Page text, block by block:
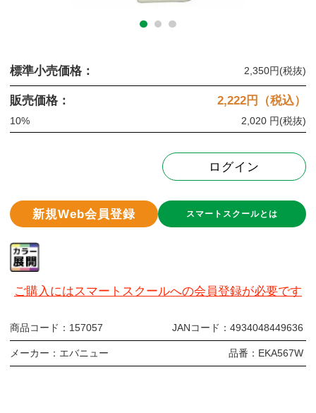
標準小売価格： 2,350円(税抜)
販売価格： 2,222円（税込）
10% 2,020 円(税抜)
ログイン
新規Web会員登録 スマートスクールとは
ご購入にはスマートスクールへの会員登録が必要です
商品コード： 157057 JANコード： 4934048449636
メーカー： エバニュー 品番： EKA567W